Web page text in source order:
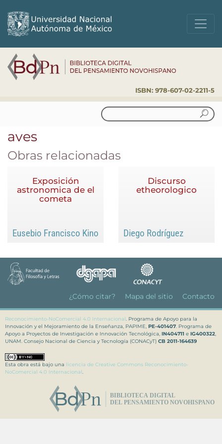
contenido
principal
ISBN: 978-607-02-2211-5
aves
Obras relacionadas
Exposición
astronomica de el
cometa
Eusebio Francisco Kino
Discurso
etheorologico
Diego Rodríguez
¿Cómo citar? Mapa del sitio Contacto
Reconocimiento-NoComercial 4.0 Internacional. Programa de Apoyo para la
Innovación y el Mejoramiento de la Enseñanza, PAPIME, PE-401407. Programa de
Apoyo a Proyectos de Investigación e Innovación Tecnológica, IN404711 e IG400322,
UNAM. Consejo Nacional de Ciencia y Tecnología (CONACyT) CB 2011-164639
Esta obra está bajo una licencia de Creative Commons Reconocimiento-
NoComercial 4.0 Internacional.